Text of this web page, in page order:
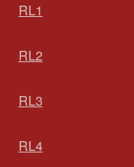
RL1
RL2
RL3
RL4